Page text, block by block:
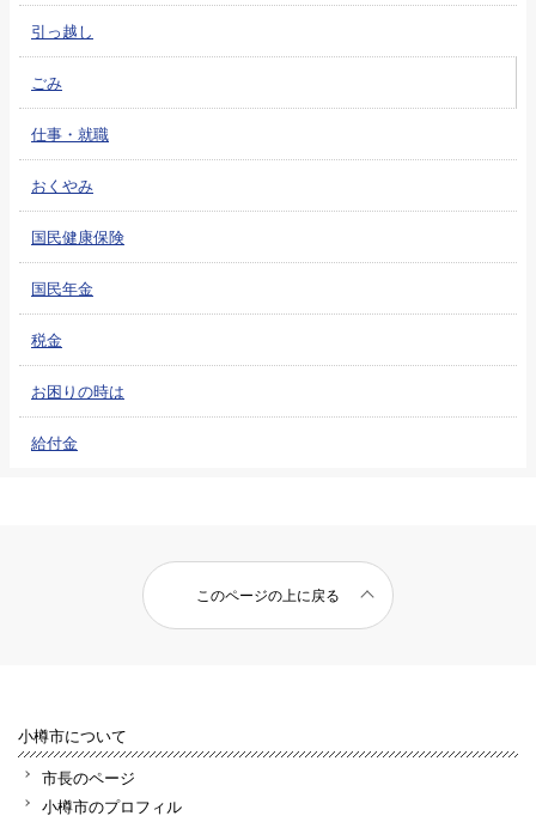
引っ越し
ごみ
仕事・就職
おくやみ
国民健康保険
国民年金
税金
お困りの時は
給付金
このページの上に戻る
小樽市について
市長のページ
小樽市のプロフィル